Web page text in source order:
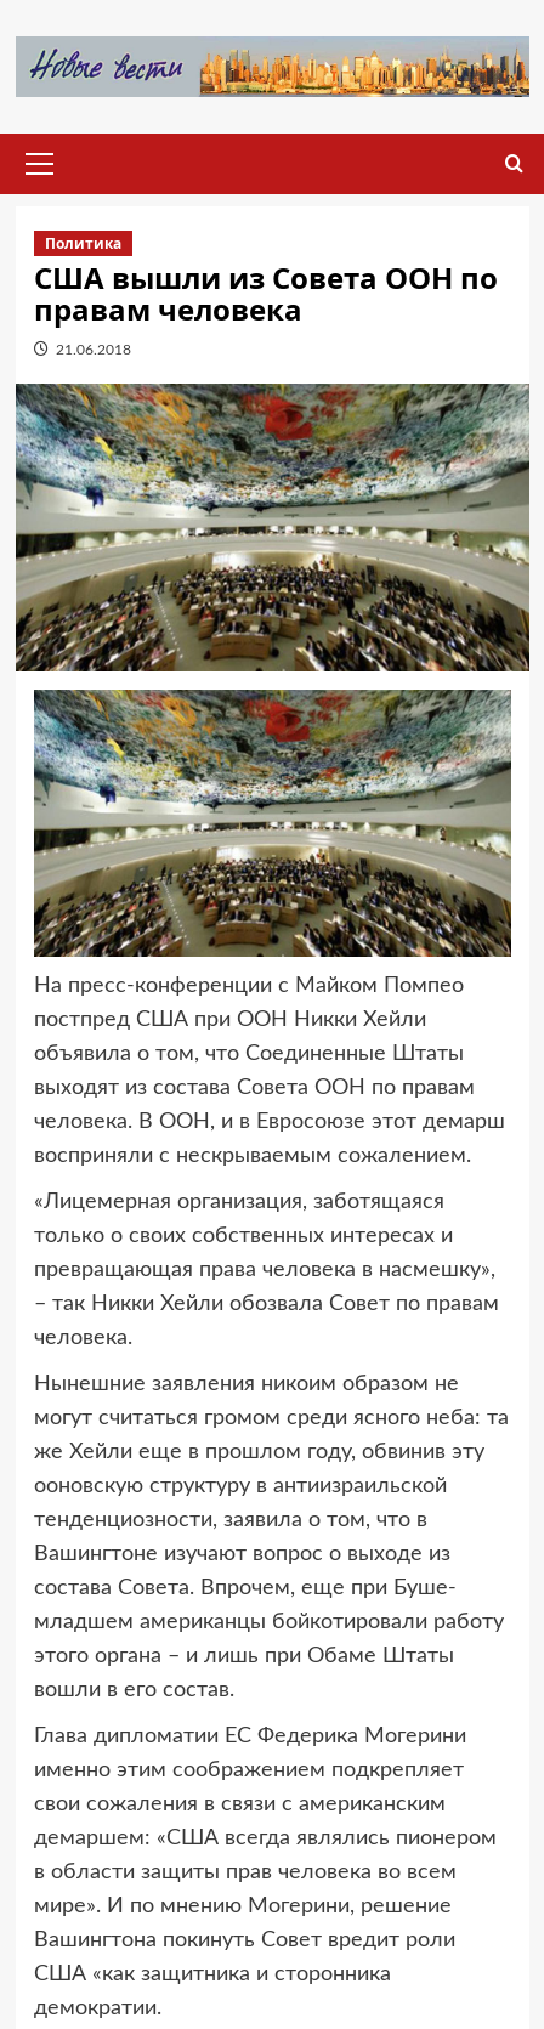
содержимому
меню
Политика
США вышли из Совета ООН по
правам человека
21.06.2018
На пресс-конференции с Майком Помпео
постпред США при ООН Никки Хейли
объявила о том, что Соединенные Штаты
выходят из состава Совета ООН по правам
человека. В ООН, и в Евросоюзе этот демарш
восприняли с нескрываемым сожалением.
«Лицемерная организация, заботящаяся
только о своих собственных интересах и
превращающая права человека в насмешку»,
– так Никки Хейли обозвала Совет по правам
человека.
Нынешние заявления никоим образом не
могут считаться громом среди ясного неба: та
же Хейли еще в прошлом году, обвинив эту
ооновскую структуру в антиизраильской
тенденциозности, заявила о том, что в
Вашингтоне изучают вопрос о выходе из
состава Совета. Впрочем, еще при Буше-
младшем американцы бойкотировали работу
этого органа – и лишь при Обаме Штаты
вошли в его состав.
Глава дипломатии ЕС Федерика Могерини
именно этим соображением подкрепляет
свои сожаления в связи с американским
демаршем: «США всегда являлись пионером
в области защиты прав человека во всем
мире». И по мнению Могерини, решение
Вашингтона покинуть Совет вредит роли
США «как защитника и сторонника
демократии.